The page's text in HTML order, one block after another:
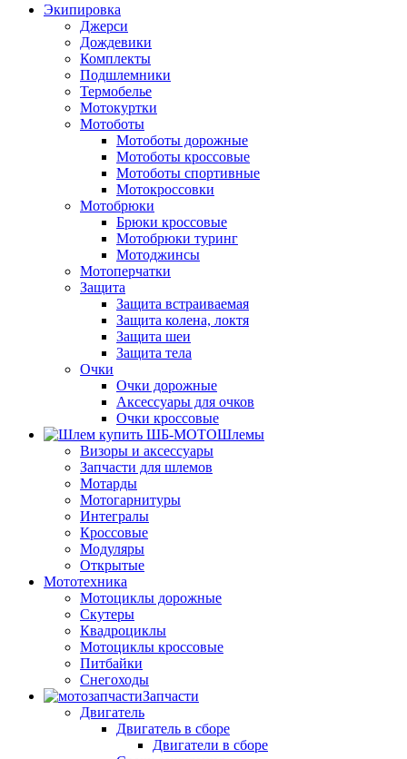
Экипировка
Джерси
Дождевики
Комплекты
Подшлемники
Термобелье
Мотокуртки
Мотоботы
Мотоботы дорожные
Мотоботы кроссовые
Мотоботы спортивные
Мотокроссовки
Мотобрюки
Брюки кроссовые
Мотобрюки туринг
Мотоджинсы
Мотоперчатки
Защита
Защита встраиваемая
Защита колена, локтя
Защита шеи
Защита тела
Очки
Очки дорожные
Аксессуары для очков
Очки кроссовые
Шлемы
Визоры и аксессуары
Запчасти для шлемов
Мотарды
Мотогарнитуры
Интегралы
Кроссовые
Модуляры
Открытые
Мототехника
Мотоциклы дорожные
Скутеры
Квадроциклы
Мотоциклы кроссовые
Питбайки
Снегоходы
Запчасти
Двигатель
Двигатель в сборе
Двигатели в сборе